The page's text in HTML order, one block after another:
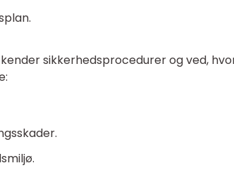
sikkerhedsprocedurer og ved,